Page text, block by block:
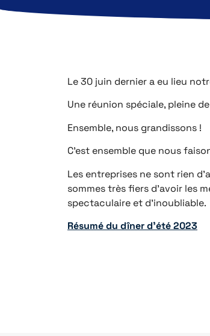
Le 30 juin dernier a eu lieu
Une réunion spéciale, pleine
Ensemble, nous grandissons !
C’est ensemble que nous
Les entreprises ne sont rien
sommes très fiers d’avoir les
spectaculaire et d’inoubliable.
Résumé du dîner d’été 2023